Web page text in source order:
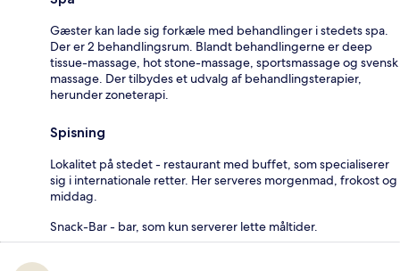
Gæster kan lade sig forkæle med behandlinger i stedets spa.
Der er 2 behandlingsrum. Blandt behandlingerne er deep
tissue-massage, hot stone-massage, sportsmassage og svensk
massage. Der tilbydes et udvalg af behandlingsterapier,
herunder zoneterapi.
Spisning
Lokalitet på stedet - restaurant med buffet, som specialiserer
sig i internationale retter. Her serveres morgenmad, frokost og
middag.
Snack-Bar - bar, som kun serverer lette måltider.